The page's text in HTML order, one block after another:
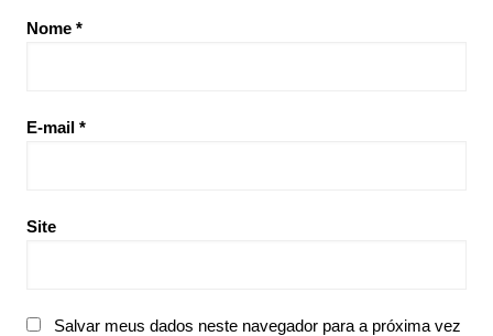
Nome *
E-mail *
Site
Salvar meus dados neste navegador para a próxima vez